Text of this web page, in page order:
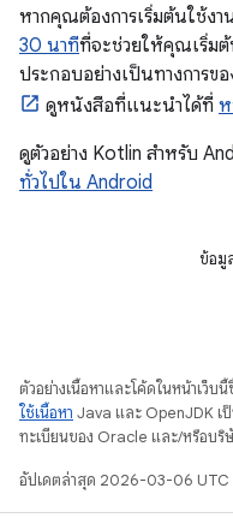
หากคุณต้องการเริ่มต้นใช้ง
30 นาทีที่จะช่วยให้คุณเริ่ม
ประกอบอย่างเป็นทางการข
ดูหนังสือที่แนะนำได้ที่
ดูตัวอย่าง Kotlin สำหรับ
ทั่วไปใน Android
ข้อมู
ตัวอย่างเนื้อหาและโค้ดในหน้าเว็
ใช้เนื้อหา Java และ OpenJDK เป็
ทะเบียนของ Oracle และ/หรือบริ
อัปเดตล่าสุด 2026-03-06 UTC